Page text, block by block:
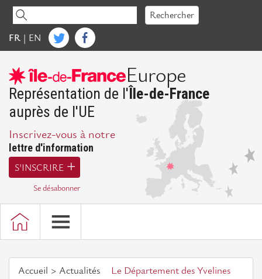
Accéder
contenu
Rechercher
FR | EN
Europe
Représentation de l'Île-de-France
auprès de l'UE
Inscrivez-vous à notre
lettre d'information
S'INSCRIRE
Se désabonner
Accueil
Actualités
Le Département des Yvelines
IdFE
Mot
de
la
Présidente
Présentation
d'IdFE
Missions
Bureau,
Conseil
d'administration
Assemblée